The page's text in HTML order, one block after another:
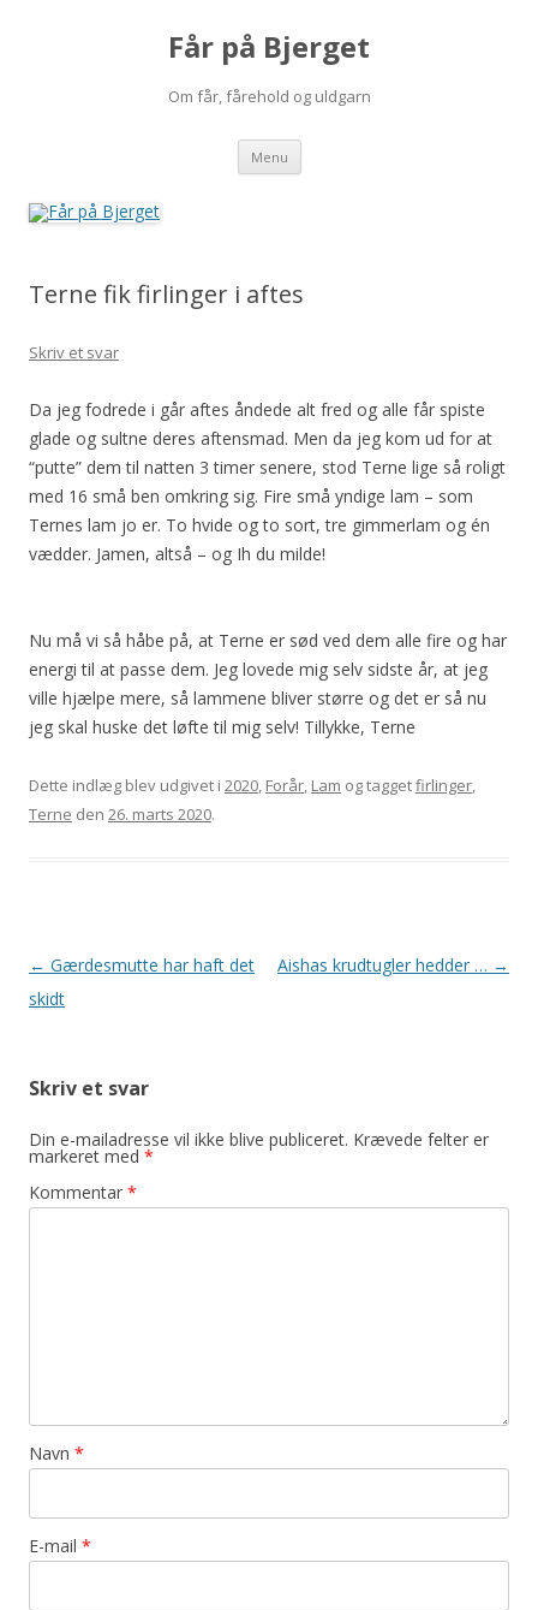
Får på Bjerget
Om får, fårehold og uldgarn
Menu Hop
indhold
Terne fik firlinger i aftes
Skriv et svar
Da jeg fodrede i går aftes åndede alt fred og alle får spiste
glade og sultne deres aftensmad. Men da jeg kom ud for at
“putte” dem til natten 3 timer senere, stod Terne lige så roligt
med 16 små ben omkring sig. Fire små yndige lam – som
Ternes lam jo er. To hvide og to sort, tre gimmerlam og én
vædder. Jamen, altså – og Ih du milde!
Nu må vi så håbe på, at Terne er sød ved dem alle fire og har
energi til at passe dem. Jeg lovede mig selv sidste år, at jeg
ville hjælpe mere, så lammene bliver større og det er så nu
jeg skal huske det løfte til mig selv! Tillykke, Terne
Dette indlæg blev udgivet i 2020, Forår, Lam og taggetfirlinger,
Terne den 26. marts 2020.
Indlægsnavigation
← Gærdesmutte har haft det
skidt
Aishas krudtugler hedder … →
Skriv et svar
Din e-mailadresse vil ikke blive publiceret. Krævede felter er
markeret med *
Kommentar *
Navn *
E-mail *